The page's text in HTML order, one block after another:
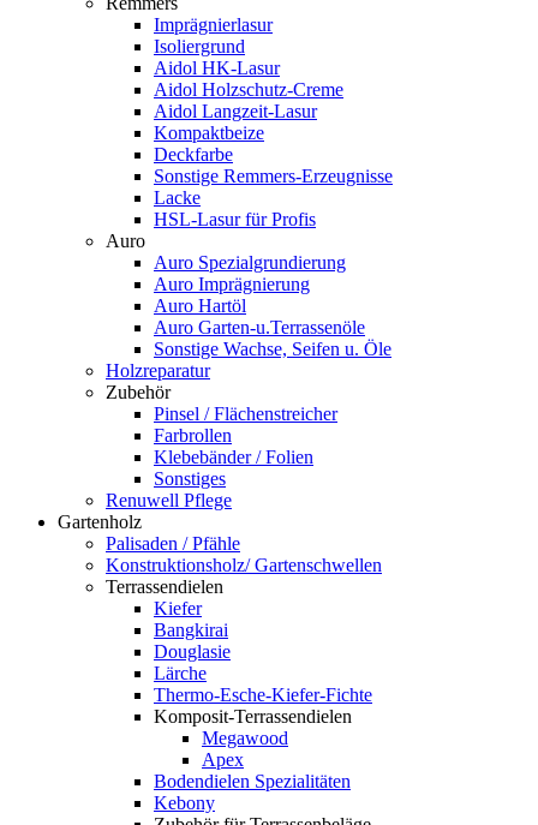
Imprägnierlasur
Isoliergrund
Aidol HK-Lasur
Aidol Holzschutz-Creme
Aidol Langzeit-Lasur
Kompaktbeize
Deckfarbe
Sonstige Remmers-Erzeugnisse
Lacke
HSL-Lasur für Profis
Auro
Auro Spezialgrundierung
Auro Imprägnierung
Auro Hartöl
Auro Garten-u.Terrassenöle
Sonstige Wachse, Seifen u. Öle
Holzreparatur
Zubehör
Pinsel / Flächenstreicher
Farbrollen
Klebebänder / Folien
Sonstiges
Renuwell Pflege
Gartenholz
Palisaden / Pfähle
Konstruktionsholz/ Gartenschwellen
Terrassendielen
Kiefer
Bangkirai
Douglasie
Lärche
Thermo-Esche-Kiefer-Fichte
Komposit-Terrassendielen
Megawood
Apex
Bodendielen Spezialitäten
Kebony